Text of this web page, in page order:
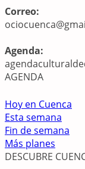
Correo:
Agenda:
AGENDA
Hoy en Cuenca
Esta semana
Fin de semana
Más planes
DESCUBRE